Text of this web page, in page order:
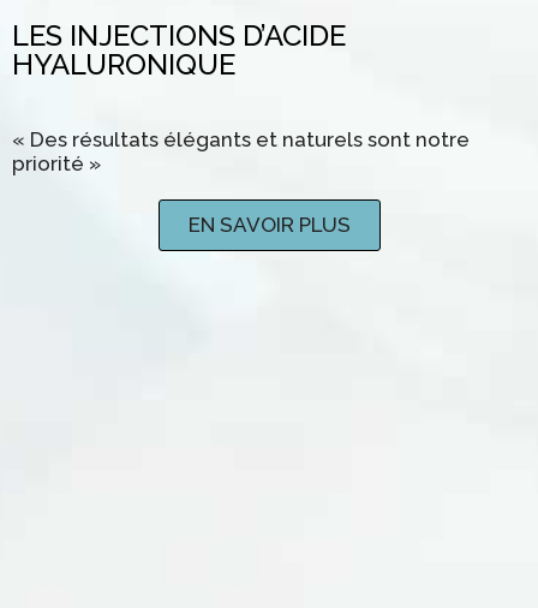
LES INJECTIONS D’ACIDE
HYALURONIQUE
« Des résultats élégants et naturels sont notre
priorité »
EN SAVOIR PLUS